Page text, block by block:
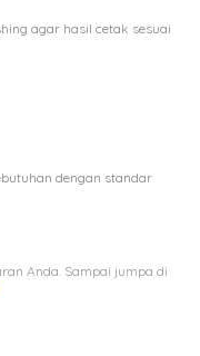
agar hasil cetak sesuai
dengan standar
Anda. Sampai jumpa di